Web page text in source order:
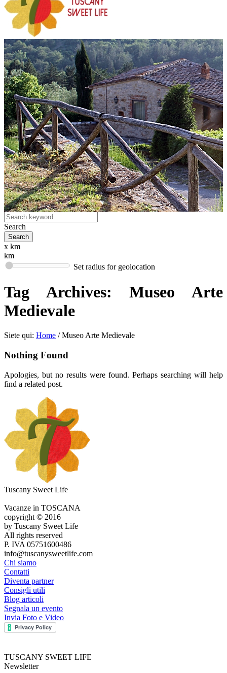
Search
x km
km
Set radius for geolocation
Tag Archives:Museo Arte
Medievale
Siete qui: Home / Museo Arte Medievale
Nothing Found
Apologies, but no results were found. Perhaps searching will help
find a related post.
Tuscany Sweet Life
Vacanze in TOSCANA
copyright © 2016
by Tuscany Sweet Life
All rights reserved
P. IVA 05751600486
info@tuscanysweetlife.com
Chi siamo
Contatti
Diventa partner
Consigli utili
Blog articoli
Segnala un evento
Invia Foto e Video
TUSCANY SWEET LIFE
Newsletter